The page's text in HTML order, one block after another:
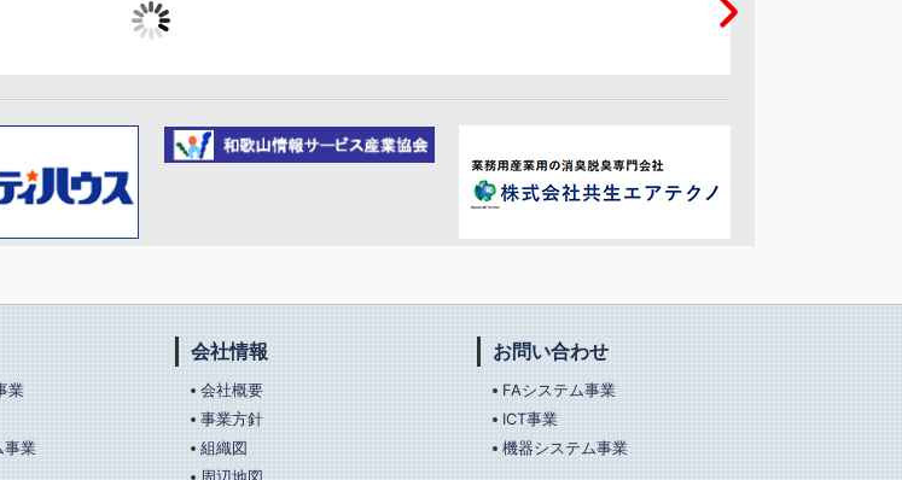
器 (ナンバーボード)
業
事業
会社情報
会社概要
事業方針
組織図
お問い合わせ
FAシステム事業
ICT事業
機器システム事業